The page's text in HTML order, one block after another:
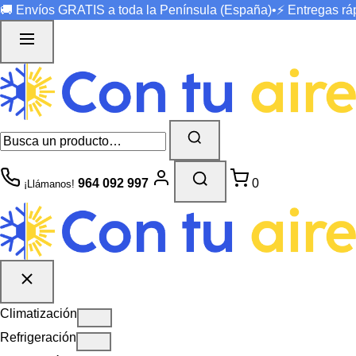
🚚 Envíos GRATIS a toda la Península (España)•⚡ Entregas
¡Llámanos! 964 092 997 0
Climatización
Refrigeración